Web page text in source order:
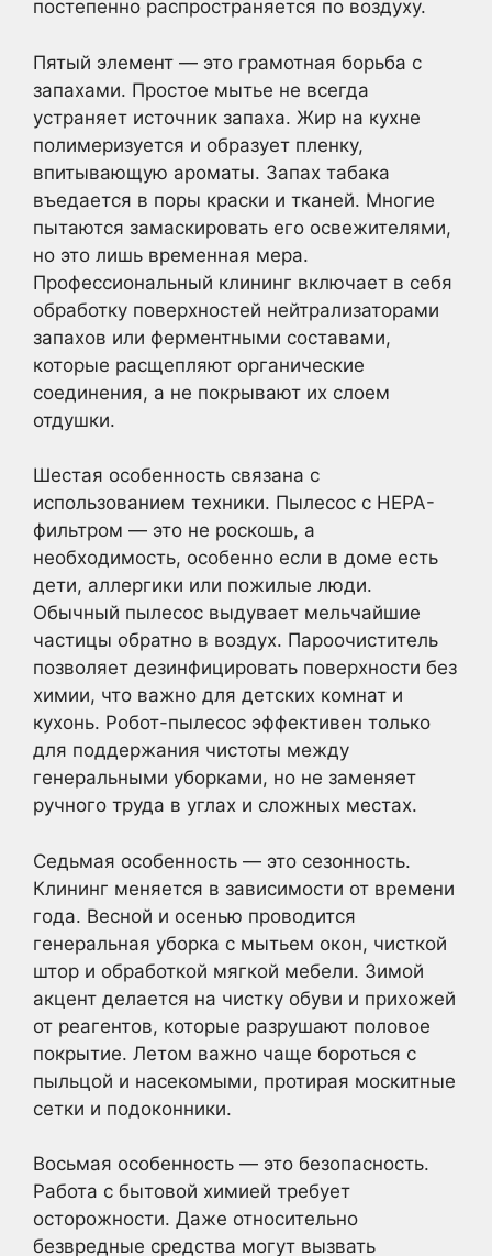
постепенно распространяется по воздуху.
Пятый элемент — это грамотная борьба с
запахами. Простое мытье не всегда
устраняет источник запаха. Жир на кухне
полимеризуется и образует пленку,
впитывающую ароматы. Запах табака
въедается в поры краски и тканей. Многие
пытаются замаскировать его освежителями,
но это лишь временная мера.
Профессиональный клининг включает в себя
обработку поверхностей нейтрализаторами
запахов или ферментными составами,
которые расщепляют органические
соединения, а не покрывают их слоем
отдушки.
Шестая особенность связана с
использованием техники. Пылесос с HEPA-
фильтром — это не роскошь, а
необходимость, особенно если в доме есть
дети, аллергики или пожилые люди.
Обычный пылесос выдувает мельчайшие
частицы обратно в воздух. Пароочиститель
позволяет дезинфицировать поверхности без
химии, что важно для детских комнат и
кухонь. Робот-пылесос эффективен только
для поддержания чистоты между
генеральными уборками, но не заменяет
ручного труда в углах и сложных местах.
Седьмая особенность — это сезонность.
Клининг меняется в зависимости от времени
года. Весной и осенью проводится
генеральная уборка с мытьем окон, чисткой
штор и обработкой мягкой мебели. Зимой
акцент делается на чистку обуви и прихожей
от реагентов, которые разрушают половое
покрытие. Летом важно чаще бороться с
пыльцой и насекомыми, протирая москитные
сетки и подоконники.
Восьмая особенность — это безопасность.
Работа с бытовой химией требует
осторожности. Даже относительно
безвредные средства могут вызвать